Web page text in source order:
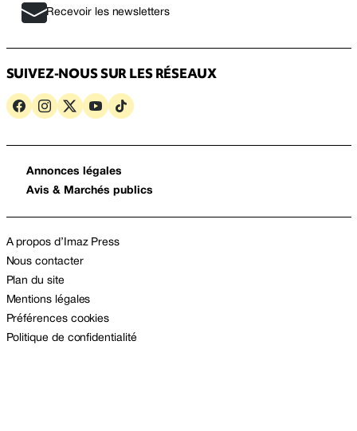
Recevoir les newsletters
SUIVEZ-NOUS SUR LES RÉSEAUX
Annonces légales
Avis & Marchés publics
A propos d’Imaz Press
Nous contacter
Plan du site
Mentions légales
Préférences cookies
Politique de confidentialité